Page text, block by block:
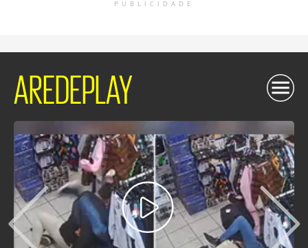
PUBLICIDADE
AREDEPLAY